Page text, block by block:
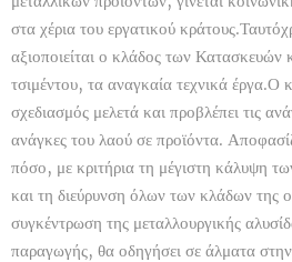
στα χέρια του εργατικού
αξιοποιείται ο κλάδος των Κατασκευών
τσιμέντου, τα αναγκαία τεχνικά έργα.Ο
σχεδιασμός μελετά και προβλέπει τις
ανάγκες του λαού σε προϊόντα.
πόσο, με κριτήρια τη μέγιστη κάλυψη
και τη διεύρυνση όλων των κλάδων της
συγκέντρωση της μεταλλουργικής
παραγωγής, θα οδηγήσει σε άλματα